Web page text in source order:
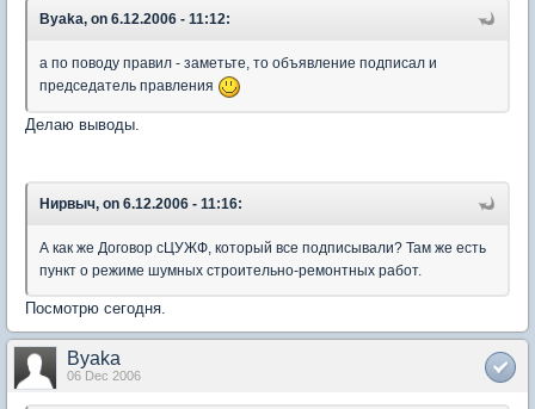
Byaka, on 6.12.2006 - 11:12:
а по поводу правил - заметьте, то объявление подписал и
председатель правления
Делаю выводы.
Нирвыч, on 6.12.2006 - 11:16:
А как же Договор сЦУЖФ, который все подписывали? Там же есть
пункт о режиме шумных строительно-ремонтных работ.
Посмотрю сегодня.
Byaka
06 Dec 2006